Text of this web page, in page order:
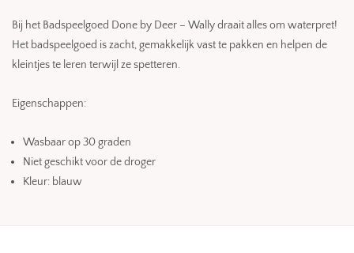
Bij het Badspeelgoed Done by Deer – Wally draait alles om waterpret!
Het badspeelgoed is zacht, gemakkelijk vast te pakken en helpen de
kleintjes te leren terwijl ze spetteren.
Eigenschappen:
Wasbaar op 30 graden
Niet geschikt voor de droger
Kleur: blauw